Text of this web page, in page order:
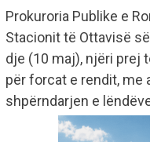
Prokuroria Publike e
Stacionit të Ottavisë
dje (10 maj), njëri prej
për forcat e rendit, me
shpërndarjen e